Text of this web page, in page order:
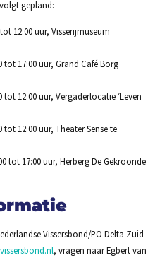
gepland:
12:00 uur, Visserijmuseum
tot 17:00 uur, Grand Café Borg
12:00 uur, Vergaderlocatie ‘Leven
12:00 uur, Theater Sense te
tot 17:00 uur, Herberg De Gekroonde
Vissersbond/PO Delta Zuid
, vragen naar Egbert van